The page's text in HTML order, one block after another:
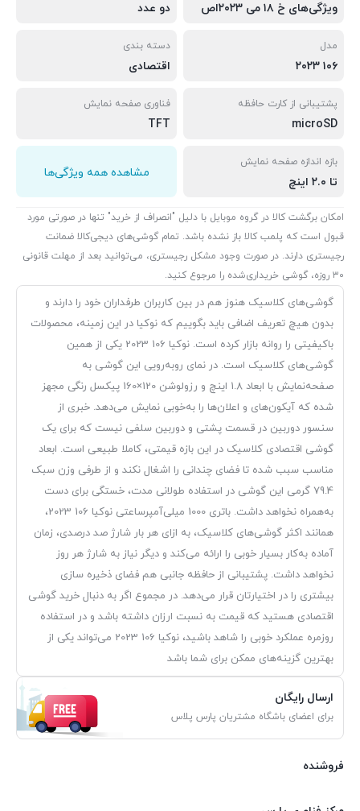
ویژگی‌های خ ۱۸ می ۲۰۲۳اص دو عدد
مدل
۱۰۶ ۲۰۲۳
دسته ‌بندی
اقتصادی
پشتیبانی از کارت حافظه
microSD
فناوری صفحه‌ نمایش
TFT
بازه‌ اندازه صفحه نمایش
تا ۲.۰ اینچ
مشاهده همه ویژگی‌ها
امکان برگشت کالا در گروه موبایل با دلیل "انصراف از خرید" تنها در صورتی مورد
قبول است که پلمب کالا باز نشده باشد. تمام گوشی‌های دیجی‌کالا ضمانت
رجیستری دارند. در صورت وجود مشکل رجیستری، می‌توانید بعد از مهلت قانونی
۳۰ روزه، گوشی خریداری‌شده را مرجوع کنید.
گوشی‌های کلاسیک هنوز هم در بین کاربران طرفداران خود را دارند و
بدون هیچ تعریف اضافی باید بگوییم که نوکیا در این زمینه، محصولات
با‌کیفیتی را روانه بازار کرده است. نوکیا 106 2023 یکی از همین
گوشی‌های کلاسیک است. در نمای رو‌به‌رویی این گوشی به
صفحه‌نمایش با ابعاد 1.8 اینچ و رزولوشن 120×160 پیکسل رنگی مجهز
شده که آیکون‌های و اعلان‌ها را به‌خوبی نمایش می‌دهد. خبری از
سنسور دوربین در قسمت پشتی و دوربین سلفی نیست که برای یک
گوشی اقتصادی کلاسیک در این بازه قیمتی، کاملا طبیعی است. ابعاد
مناسب سبب شده تا فضای چندانی را اشغال نکند و از طرفی وزن سبک
79.4 گرمی این گوشی در استفاده طولانی مدت، خستگی برای دست
به‌همراه نخواهد داشت. باتری 1000 میلی‌آمپر‌ساعتی نوکیا 106 2023،
همانند اکثر گوشی‌های کلاسیک، به ازای هر بار شارژ صد درصدی، زمان
آماده به‌کار بسیار خوبی را ارائه می‌کند و دیگر نیاز به شارژ هر روز
نخواهد داشت. پشتیبانی از حافظه جانبی هم فضای ذخیره سازی
بیشتری را در اختیارتان قرار می‌دهد. در مجموع اگر به دنبال خرید گوشی
اقتصادی هستید که قیمت به نسبت ارزان داشته باشد و در استفاده
روزمره عملکرد خوبی را شاهد باشید، نوکیا 106 2023 می‌تواند یکی از
بهترین گزینه‌های ممکن برای شما باشد
ارسال رایگان
برای اعضای باشگاه مشتریان پارس پلاس
فروشنده